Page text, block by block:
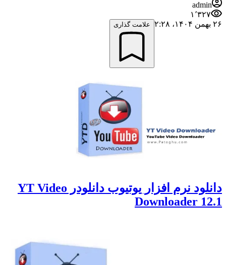
admin
۱٬۳۲۷
۲۶ بهمن ۱۴۰۴،‏ ۲:۲۸
علامت گذاری
دانلود نرم افزار یوتیوب دانلودر YT Video
Downloader 12.1